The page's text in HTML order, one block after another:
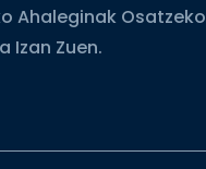
Ahaleginak Osatzeko
Izan Zuen.